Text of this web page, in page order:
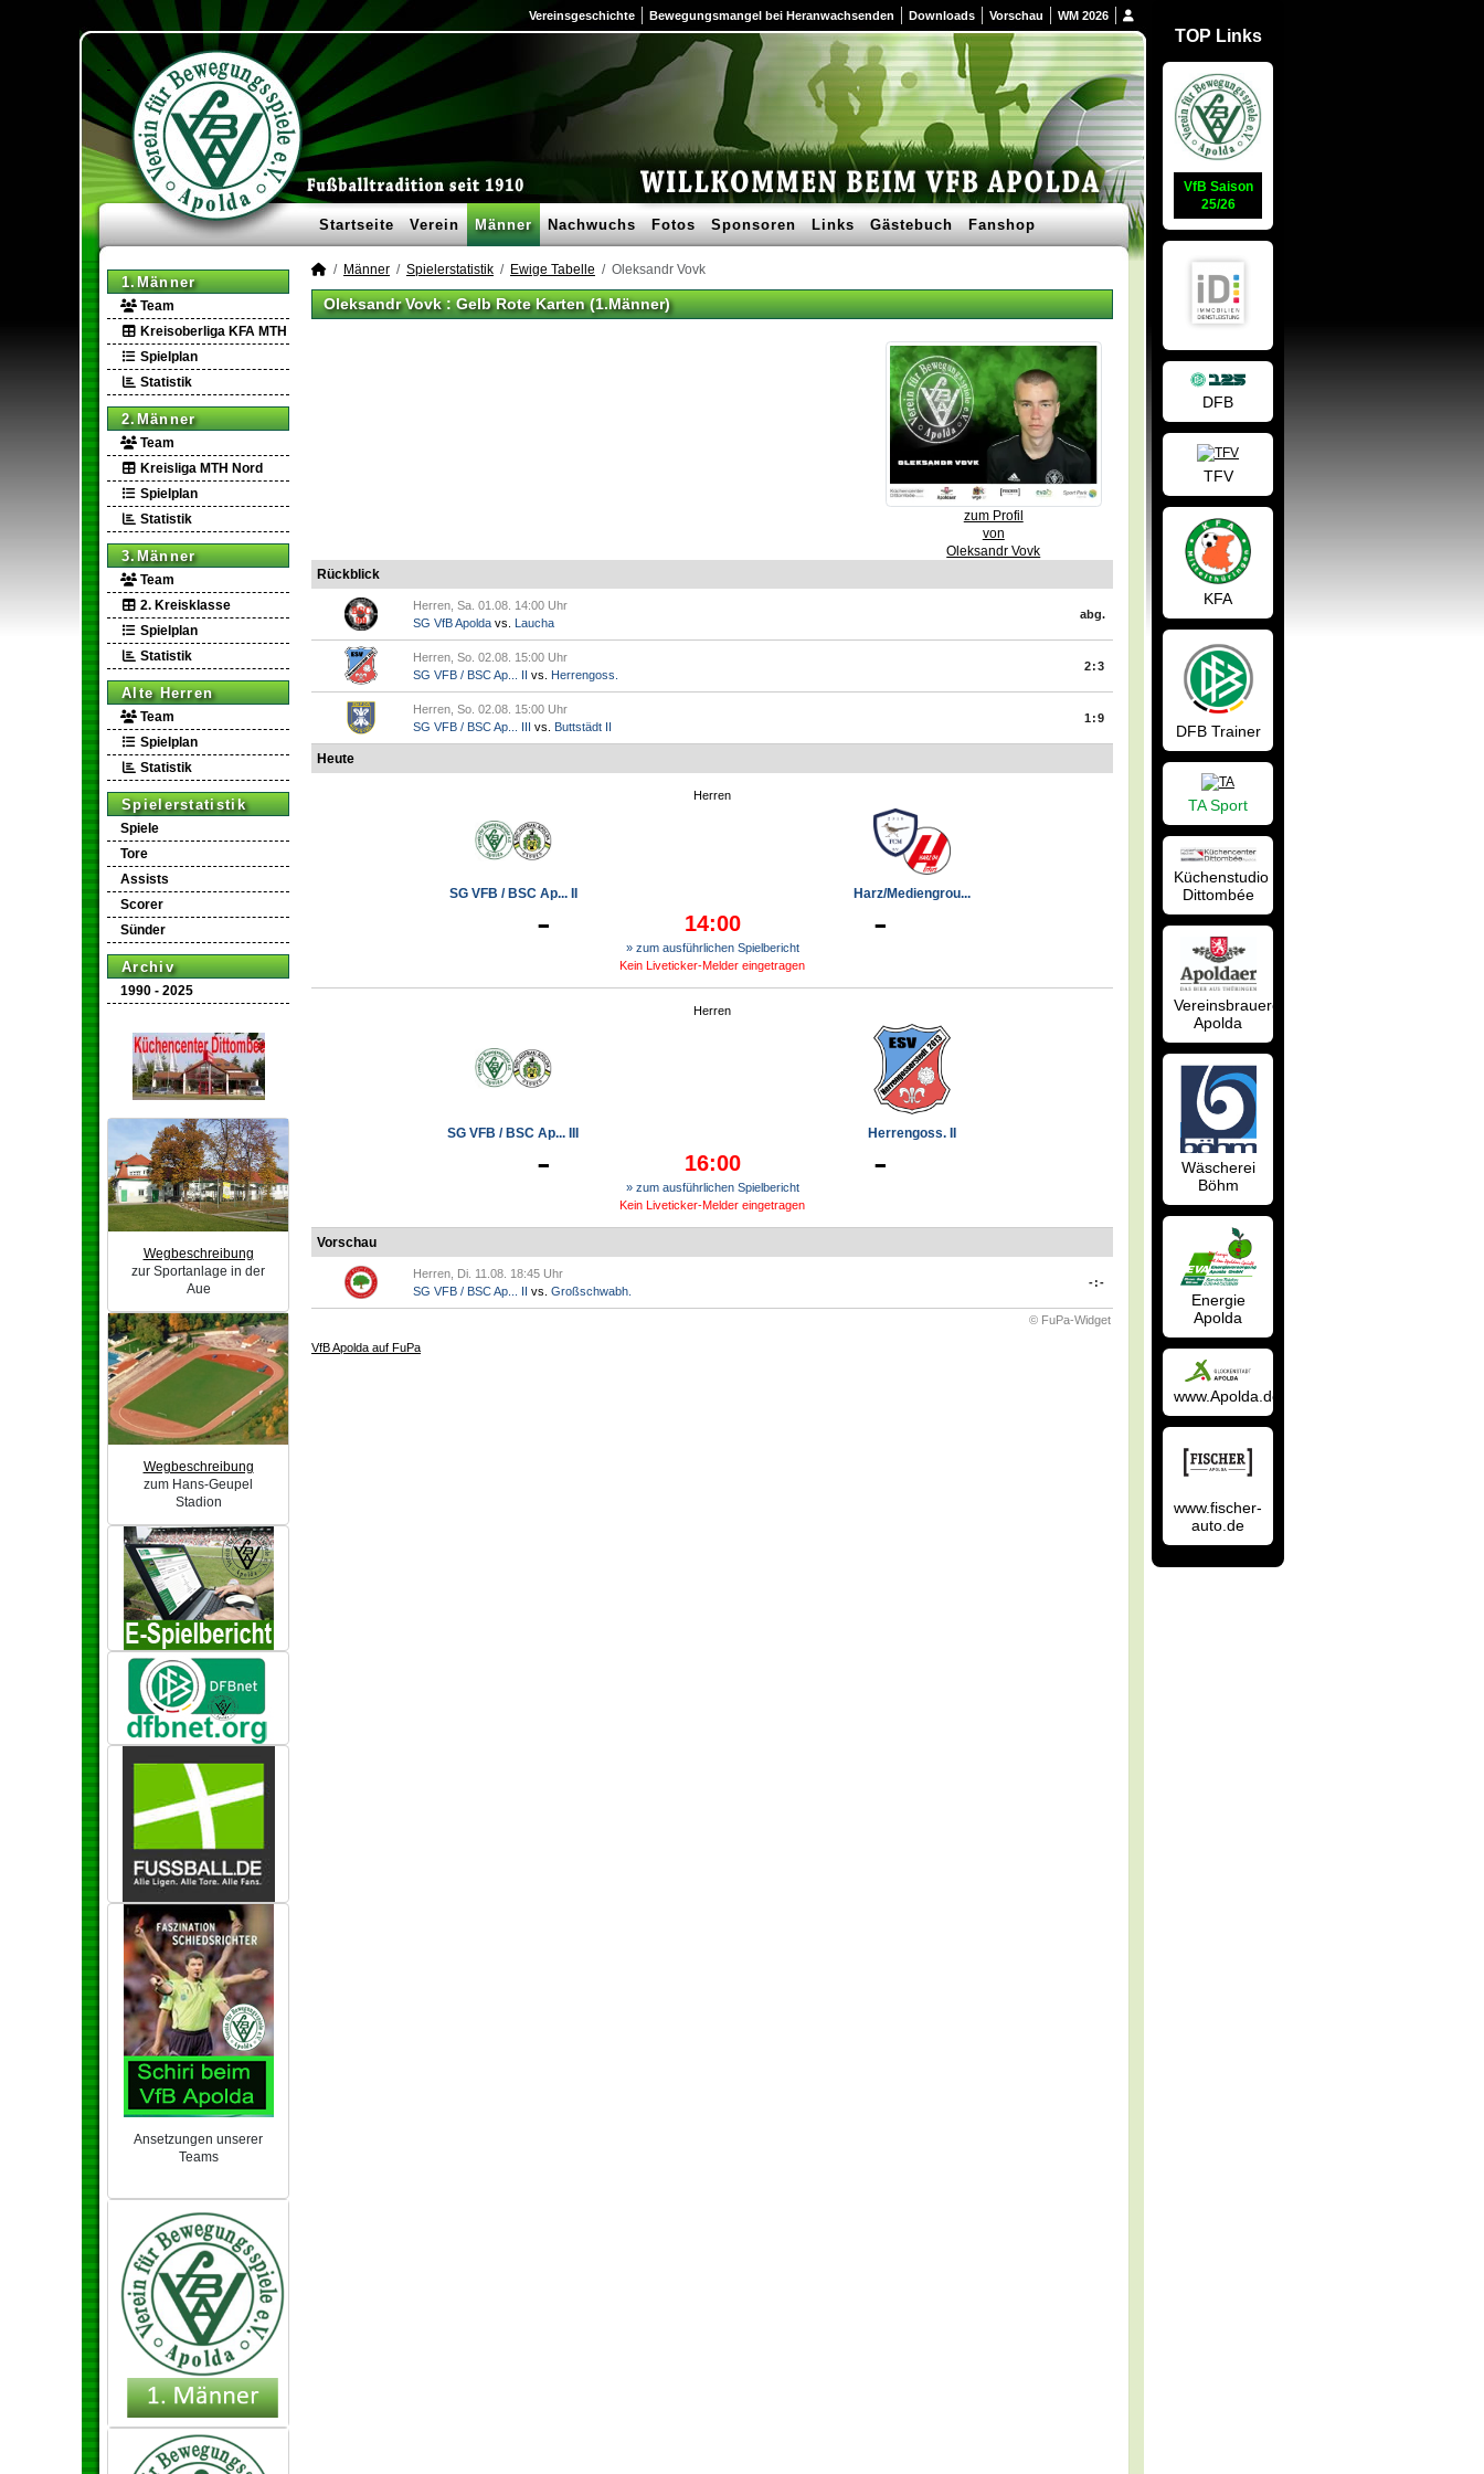
Vereinsgeschichte Bewegungsmangel bei Heranwachsenden Downloads Vorschau WM 2026
Startseite Verein Männer Nachwuchs Fotos Sponsoren Links Gästebuch Fanshop
1.Männer
Team
Kreisoberliga KFA MTH
Spielplan
Statistik
2.Männer
Team
Kreisliga MTH Nord
Spielplan
Statistik
3.Männer
Team
2. Kreisklasse
Spielplan
Statistik
Alte Herren
Team
Spielplan
Statistik
Spielerstatistik
Spiele
Tore
Assists
Scorer
Sünder
Archiv
1990 - 2025
Wegbeschreibung
zur Sportanlage in der
Aue
Wegbeschreibung
zum Hans-Geupel
Stadion
Ansetzungen unserer
Teams
Männer Spielerstatistik Ewige Tabelle Oleksandr Vovk
Oleksandr Vovk : Gelb Rote Karten (1.Männer)
zum Profil
von
Oleksandr Vovk
Rückblick
Herren, Sa. 01.08. 14:00 Uhr
SG VfB Apolda vs. Laucha
abg.
Herren, So. 02.08. 15:00 Uhr
SG VFB / BSC Ap... II vs. Herrengoss.
2:3
Herren, So. 02.08. 15:00 Uhr
SG VFB / BSC Ap... III vs. Buttstädt II
1:9
Heute
Herren
SG VFB / BSC Ap... II Harz/Mediengrou...
- 14:00 -
» zum ausführlichen Spielbericht
Kein Liveticker-Melder eingetragen
Herren
SG VFB / BSC Ap... III Herrengoss. II
- 16:00 -
» zum ausführlichen Spielbericht
Kein Liveticker-Melder eingetragen
Vorschau
Herren, Di. 11.08. 18:45 Uhr
SG VFB / BSC Ap... II vs. Großschwabh.
-:-
© FuPa-Widget
VfB Apolda auf FuPa
TOP Links
VfB Saison
25/26
DFB
TFV
KFA
DFB Trainer
TA Sport
Küchenstudio
Dittombée
Vereinsbrauerei
Apolda
Wäscherei
Böhm
Energie
Apolda
www.Apolda.de
www.fischer-
auto.de